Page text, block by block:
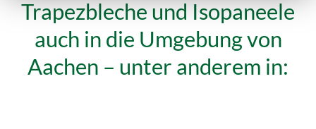
Trapezbleche und Isopaneele
auch in die Umgebung von
Aachen – unter anderem in: